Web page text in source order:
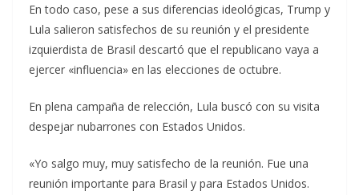
En todo caso, pese a sus diferencias ideológicas, Trump y
Lula salieron satisfechos de su reunión y el presidente
izquierdista de Brasil descartó que el republicano vaya a
ejercer «influencia» en las elecciones de octubre.
En plena campaña de relección, Lula buscó con su visita
despejar nubarrones con Estados Unidos.
«Yo salgo muy, muy satisfecho de la reunión. Fue una
reunión importante para Brasil y para Estados Unidos.